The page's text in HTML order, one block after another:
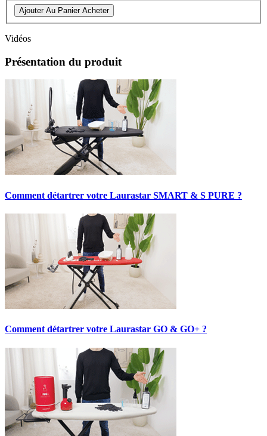
Ajouter Au Panier Acheter
Vidéos
Présentation du produit
Comment détartrer votre Laurastar SMART & S PURE ?
Comment détartrer votre Laurastar GO & GO+ ?